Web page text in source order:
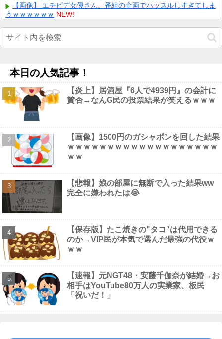
【画像】 エチビデ女優さん、番組の企画でハッスルしすぎてしま
うｗｗｗｗｗｗ NEW!
やで時期逃したらうなぎ登りに値上がりしていった他
【画像】 橋本マナミ、自宅の風呂場でHなパ○ティ姿を見せつけ
ｗｗｗｗｗ他 NEW!
【悲報】 コロナワクチン打たなかった結果・・・・ NEW!
「マスコミの立ち位置の勘違いっぷりがすごい」と報ステ大越キ
ャスターの台詞に視聴者絶句、高市とトランプを同列視させようと
いう思惑がひしひしと他
【画像】 こんなだらしない体型の女子が好きなやついる？
【閲覧注意】メキシコのインフルエンサー「今日は友達と配達員
のアルバイトを体験してみるよ！！」←結果・・・他 NEW!
【画像】 セクシー女優・三浦恵理子、全裸ナマ乳がHすぎる
NEW!
Powered by livedoor 相互RSS
本日の人気記事！
【炎上】居酒屋『6人で4939円』の会計に
賛否→なんG民の投票結果が笑えるｗｗｗ
【画像】1500円のガシャポンを回した結果
ｗｗｗｗｗｗｗｗｗｗｗｗｗｗｗｗｗｗｗ
ｗｗ
【悲報】娘の部屋に無断で入った結果ww
完全に嫌われたは😭
【保存版】たこ焼きの"タコ"は代用できる
のか→VIP民が本気で選んだ最強の代役ｗ
ｗｗ
【速報】元NGT48・安藤千伽奈が結婚→お
相手はYouTube80万人の実業家、板民
「祝いだ！」